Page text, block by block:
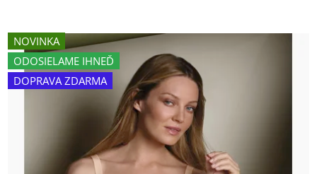
NOVINKA
ODOSIELAME IHNEĎ
DOPRAVA ZDARMA